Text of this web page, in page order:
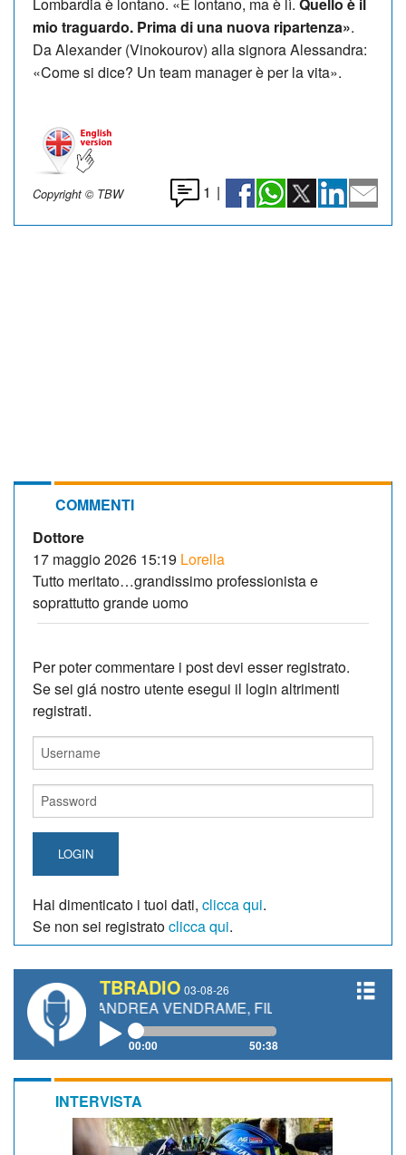
mio traguardo. Prima di una nuova ripartenza».
Da Alexander (Vinokourov) alla signora Alessandra:
«Come si dice? Un team manager è per la vita».
Copyright © TBW 1 |
COMMENTI
Dottore
17 maggio 2026 15:19 Lorella
Tutto meritato…grandissimo professionista e
soprattutto grande uomo
Per poter commentare i post devi esser registrato.
Se sei giá nostro utente esegui il login altrimenti
registrati.
LOGIN
Hai dimenticato i tuoi dati, clicca qui.
Se non sei registratoclicca qui.
TBRADIO 03-08-26
ANDREA VENDRAME, FILIPPO FIORELLI
00:00 50:38
INTERVISTA